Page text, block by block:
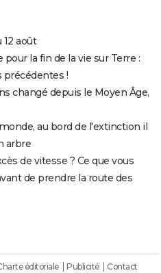
août
la fin de la vie sur Terre :
précédentes !
changé depuis le Moyen Âge,
au bord de l'extinction il
arbre
de vitesse ? Ce que vous
de prendre la route des
éditoriale Publicité Contact